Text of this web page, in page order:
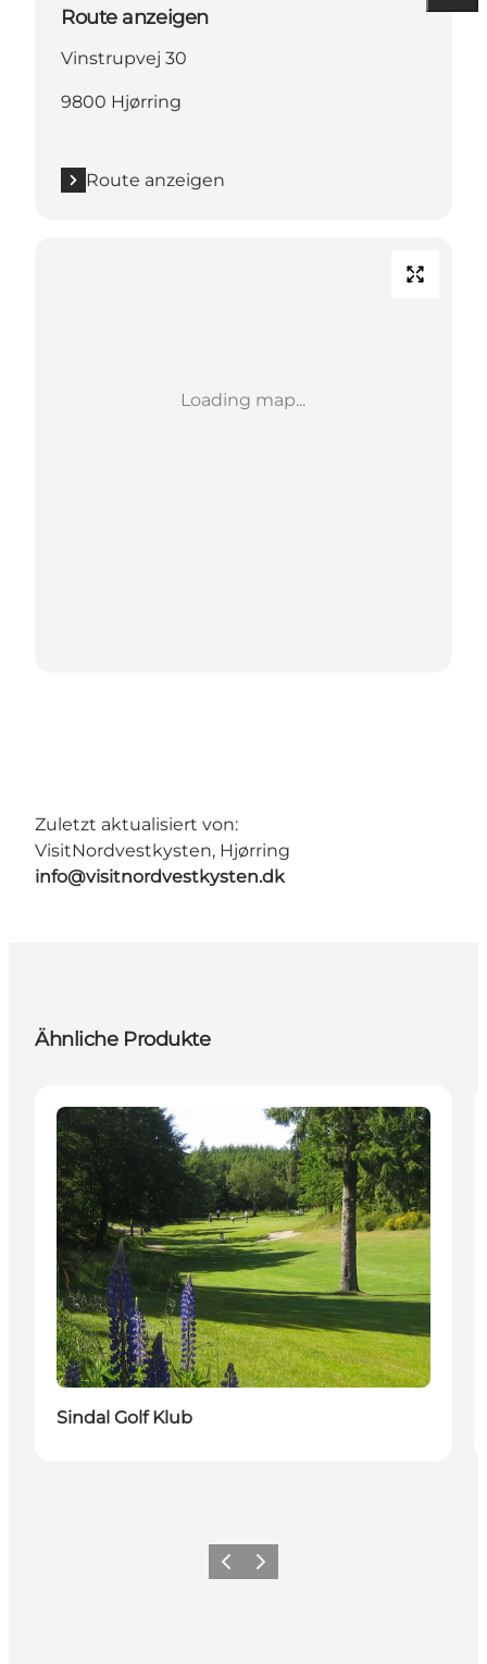
Route anzeigen
Vinstrupvej 30
9800 Hjørring
Route anzeigen
Loading map...
Zuletzt aktualisiert von:
VisitNordvestkysten, Hjørring
info@visitnordvestkysten.dk
Ähnliche Produkte
Aktivitäten
Sindal Golf Klub
ZurückWeiter